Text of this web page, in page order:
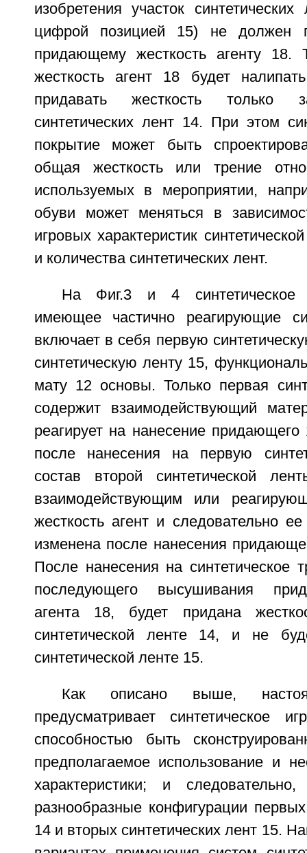
изобретения участок
цифрой позицией 15) не должен
придающему жесткость агенту 18.
жесткость агент 18 будет
придавать жесткость только
синтетических лент 14. При этом
покрытие может быть
общая жесткость или трение
используемых в мероприятии,
обуви может меняться в
игровых характеристик
и количества синтетических лент.
На Фиг.3 и 4 синтетическое
имеющее частично реагирующие
включает в себя первую
синтетическую ленту 15,
мату 12 основы. Только первая
содержит взаимодействующий
реагирует на нанесение придающего
после нанесения на первую
состав второй синтетической
взаимодействующим или
жесткость агент и следовательно
изменена после нанесения
После нанесения на синтетическое
последующего высушивания
агента 18, будет придана
синтетической ленте 14, и не
синтетической ленте 15.
Как описано выше,
предусматривает синтетическое
способностью быть
предполагаемое использование и
характеристики; и
разнообразные конфигурации
14 и вторых синтетических лент 15.